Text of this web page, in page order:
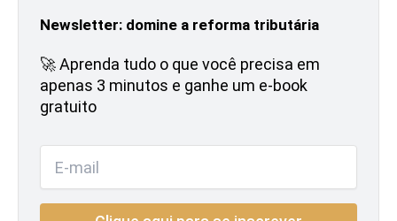
Newsletter: domine a reforma tributária
🚀 Aprenda tudo o que você precisa em
apenas 3 minutos e ganhe um e-book
gratuito